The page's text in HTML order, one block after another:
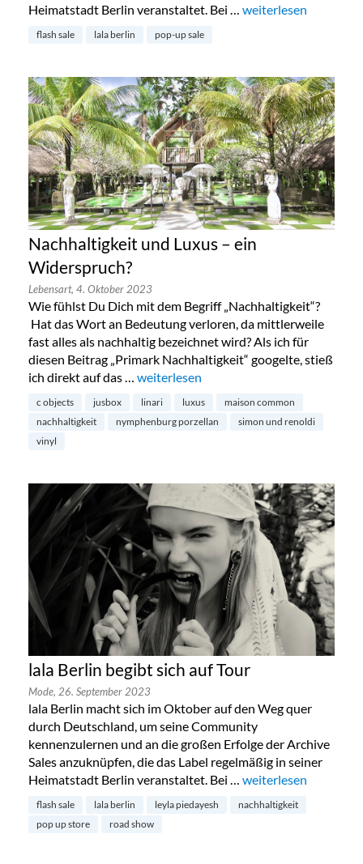
Heimatstadt Berlin veranstaltet. Bei … „Lala Berlin Flash
weiterlesen
flash sale lala berlin pop-up sale
Nachhaltigkeit und Luxus – ein
Widerspruch?
Lebensart, 4. Oktober 2023
Wie fühlst Du Dich mit dem Begriff „Nachhaltigkeit“?
Hat das Wort an Bedeutung verloren, da mittlerweile
fast alles als nachhaltig bezeichnet wird? Als ich für
diesen Beitrag „Primark Nachhaltigkeit“ googelte, stieß
ich direkt auf das … „Nachhaltigkeit und Luxus – ein
weiterlesen
c objects jusbox linari luxus
maison common
nachhaltigkeit
nymphenburg porzellan
simon und renoldi
vinyl
lala Berlin begibt sich auf Tour
Mode, 26. September 2023
lala Berlin macht sich im Oktober auf den Weg quer
durch Deutschland, um seine Community
kennenzulernen und an die großen Erfolge der Archive
Sales anzuknüpfen, die das Label regelmäßig in seiner
Heimatstadt Berlin veranstaltet. Bei … „lala Berlin begibt
weiterlesen
flash sale lala berlin leyla piedayesh
nachhaltigkeit
pop up store
road show